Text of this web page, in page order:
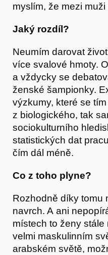
myslím, že mezi
Jaký rozdíl?
Neumím darovat
více svalové hmoty.
a vždycky se
ženské šampionky.
výzkumy, které se
z biologického, tak
sociokulturního
statistických dat
čím dál méně.
Co z toho plyne?
Rozhodně díky tomu
navrch. A ani
místech to ženy
velmi maskulinním
arabském světě,